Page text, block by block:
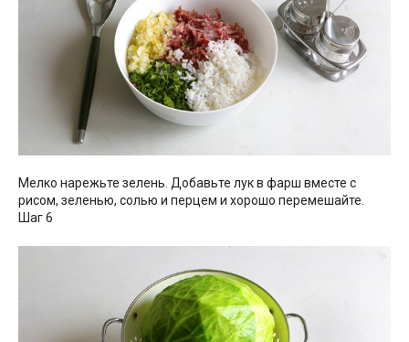
Мелко нарежьте зелень. Добавьте лук в фарш вместе с
рисом, зеленью, солью и перцем и хорошо перемешайте.
Шаг 6